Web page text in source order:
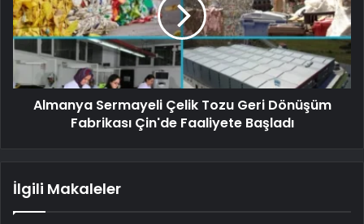
Almanya Sermayeli Çelik Tozu Geri Dönüşüm
Fabrikası Çin'de Faaliyete Başladı
İlgili Makaleler